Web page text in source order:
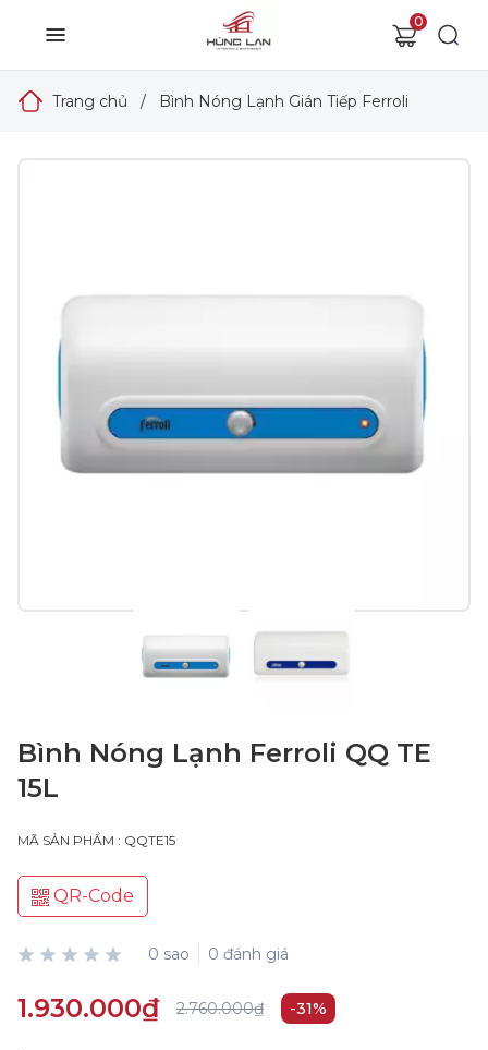
0
Trang chủ / Bình Nóng Lạnh Gián Tiếp Ferroli
Bình Nóng Lạnh Ferroli QQ TE
15L
MÃ SẢN PHẨM : QQTE15
QR-Code
0 sao 0 đánh giá
1.930.000₫ 2.760.000₫ -31%